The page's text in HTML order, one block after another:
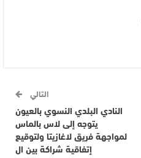
التالي
النادي البلدي النسوي بالعيون
يتوجه إلى لاس بالماس
لمواجهة فريق لاغازيتا ولتوقيع
إتفاقية شراكة بين ال